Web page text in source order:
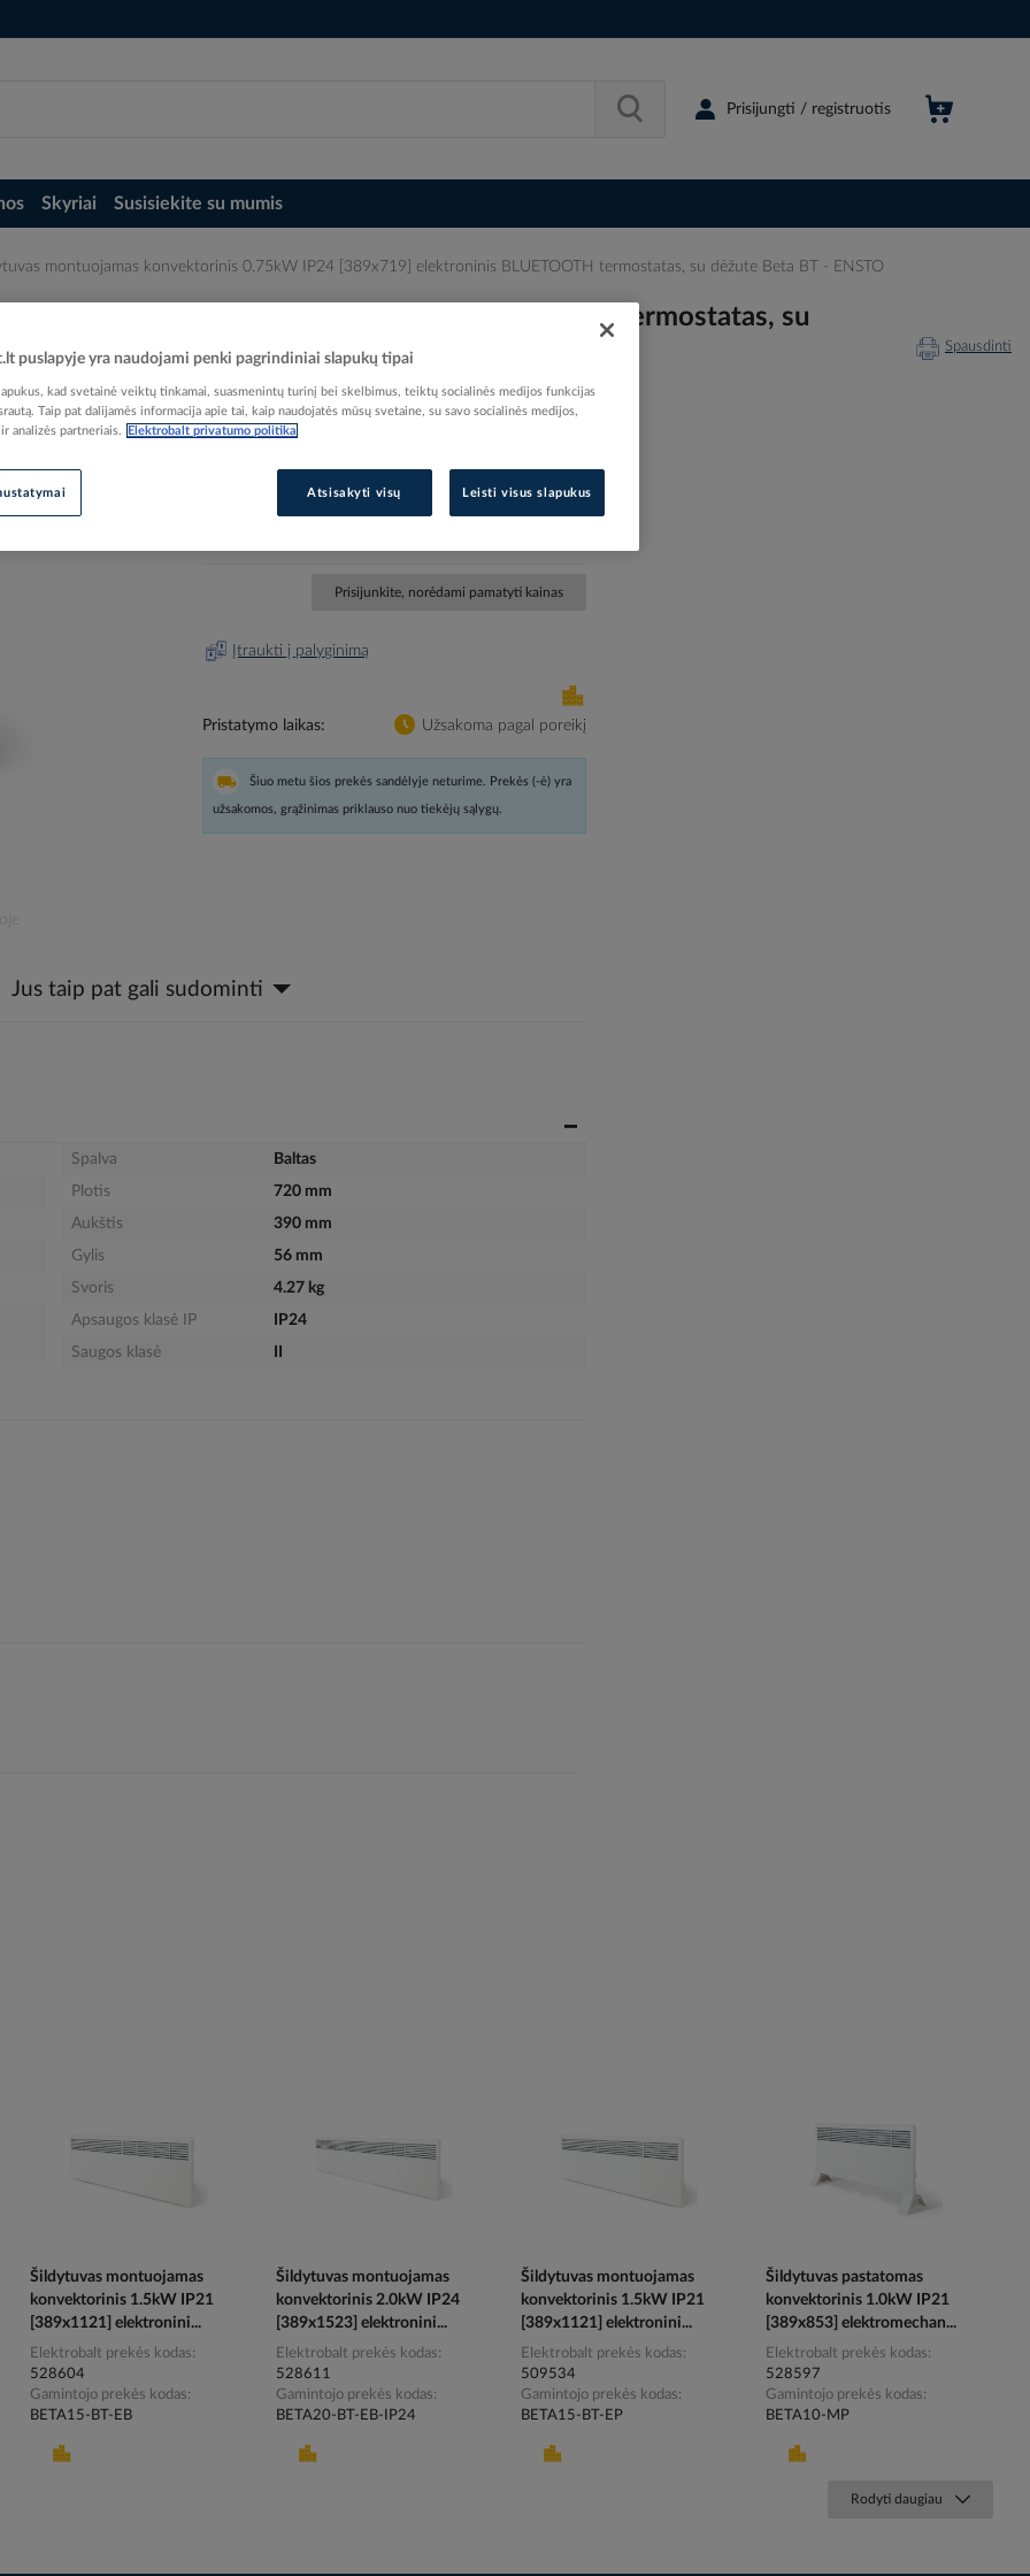
Prisijungti / registruotis
Skyriai Susisiekite su mumis
montuojamas konvektorinis 0.75kW IP24 [389x719] elektroninis BLUETOOTH termostatas, su dėžute Beta BT - ENSTO
IP24 [389x719] elektroninis BLUETOOTH termostatas, su
Spausdinti
Elektrobalt prekės kodas
528620
EAN kodas
6438100362904
Prisijunkite, norėdami pamatyti kainas
Įtraukti į palyginimą
Pristatymo laikas Užsakoma pagal poreikį
Šiuo metu šios prekės sandėlyje neturime. Prekės (-ė) yra
užsakomos, grąžinimas priklauso nuo tiekėjų sąlygų.
Jus taip pat gali sudominti
Spalva
Baltas
Plotis
720 mm
Aukštis
390 mm
Gylis
56 mm
Svoris
4.27 kg
Apsaugos klasė IP
IP24
Saugos klasė
Šildytuvas montuojamas
konvektorinis 1.5kW IP21
[389x1121] elektronini...
Elektrobalt prekės kodas
528604
Gamintojo prekės kodas
BETA15-BT-EB
Šildytuvas montuojamas
konvektorinis 2.0kW IP24
[389x1523] elektronini...
Elektrobalt prekės kodas
528611
Gamintojo prekės kodas
BETA20-BT-EB-IP24
Šildytuvas montuojamas
konvektorinis 1.5kW IP21
[389x1121] elektronini...
Elektrobalt prekės kodas
509534
Gamintojo prekės kodas
BETA15-BT-EP
Šildytuvas pastatomas
konvektorinis 1.0kW IP21
[389x853] elektromechan...
Elektrobalt prekės kodas
528597
Gamintojo prekės kodas
BETA10-MP
Rodyti daugiau
puslapyje yra naudojami penki pagrindiniai slapukų tipai
kad svetainė veiktų tinkamai, suasmenintų turinį bei skelbimus, teiktų socialinės medijos funkcijas
Taip pat dalijamės informacija apie tai, kaip naudojatės mūsų svetaine, su savo socialinės medijos,
analizės partneriais.
Elektrobalt privatumo politika
Atsisakyti visų Leisti visus slapukus